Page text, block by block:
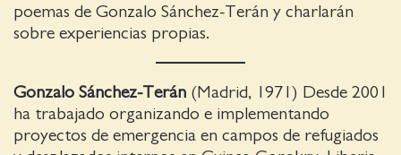
poemas de Gonzalo Sánchez-Terán y charlarán
sobre experiencias propias.
Gonzalo Sánchez-Terán (Madrid, 1971) Desde 2001
ha trabajado organizando e implementando
proyectos de emergencia en campos de refugiados